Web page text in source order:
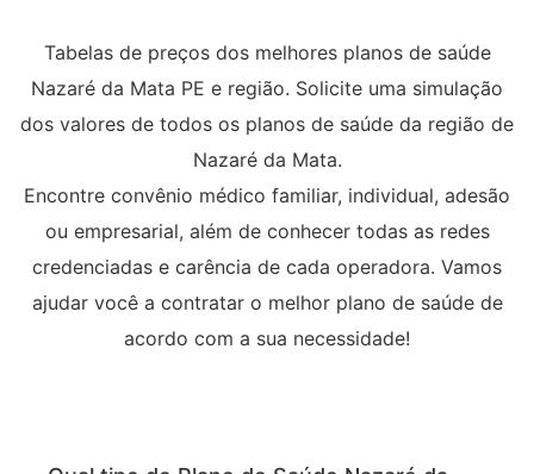
Tabelas de preços dos melhores planos de saúde
Nazaré da Mata PE e região. Solicite uma simulação
dos valores de todos os planos de saúde da região de
Nazaré da Mata.
Encontre convênio médico familiar, individual, adesão
ou empresarial, além de conhecer todas as redes
credenciadas e carência de cada operadora. Vamos
ajudar você a contratar o melhor plano de saúde de
acordo com a sua necessidade!